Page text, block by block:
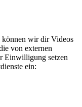
können wir dir Videos
von externen
Einwilligung setzen
ein: